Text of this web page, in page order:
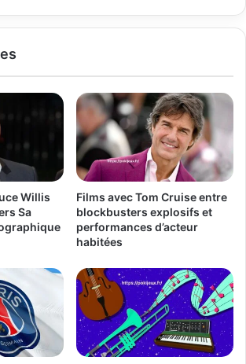
Willis
Sa
Films avec Tom Cruise entre
blockbusters explosifs et
performances d’acteur
habitées